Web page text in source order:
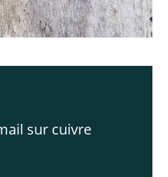
sur cuivre